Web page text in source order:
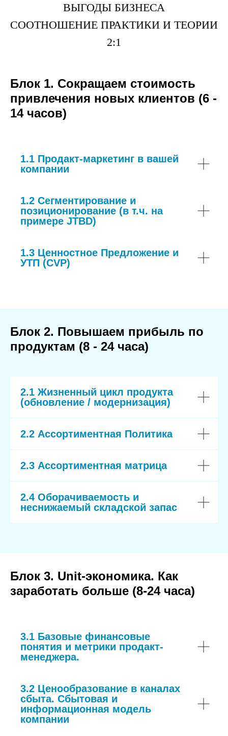
ВЫГОДЫ БИЗНЕСА
СООТНОШЕНИЕ ПРАКТИКИ И ТЕОРИИ
2:1
Блок 1. Сокращаем стоимость
привлечения новых клиентов (6 -
14 часов)
1.1 Продакт-маркетинг в вашей
компании
1.2 Сегментирование и
позиционирование (в т.ч. на
примере JTBD)
1.3 Ценностное Предложение и
УТП (CVP)
Блок 2. Повышаем прибыль по
продуктам (8 - 24 часа)
2.1 Жизненный цикл продукта
(обновление / модернизация)
2.2 Ассортиментная Политика
2.3 Ассортиментная матрица
2.4 Оборачиваемость и
неснижаемый складской запас
Блок 3. Unit-экономика. Как
заработать больше (8-24 часа)
3.1 Базовые финансовые
понятия и метрики продакт-
менеджера.
3.2 Ценообразование в каналах
сбыта. Сбытовая и
информационная модель
компании